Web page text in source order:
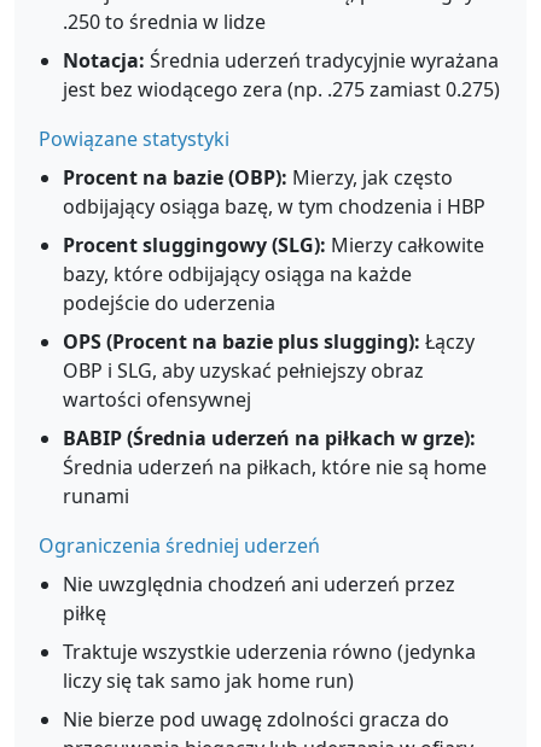
.250 to średnia w lidze
Notacja: Średnia uderzeń tradycyjnie wyrażana
jest bez wiodącego zera (np. .275 zamiast 0.275)
Powiązane statystyki
Procent na bazie (OBP): Mierzy, jak często
odbijający osiąga bazę, w tym chodzenia i HBP
Procent sluggingowy (SLG): Mierzy całkowite
bazy, które odbijający osiąga na każde
podejście do uderzenia
OPS (Procent na bazie plus slugging): Łączy
OBP i SLG, aby uzyskać pełniejszy obraz
wartości ofensywnej
BABIP (Średnia uderzeń na piłkach w grze):
Średnia uderzeń na piłkach, które nie są home
runami
Ograniczenia średniej uderzeń
Nie uwzględnia chodzeń ani uderzeń przez
piłkę
Traktuje wszystkie uderzenia równo (jedynka
liczy się tak samo jak home run)
Nie bierze pod uwagę zdolności gracza do